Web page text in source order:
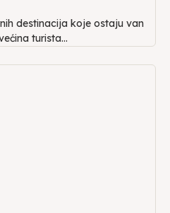
destinacija koje ostaju van
turista...